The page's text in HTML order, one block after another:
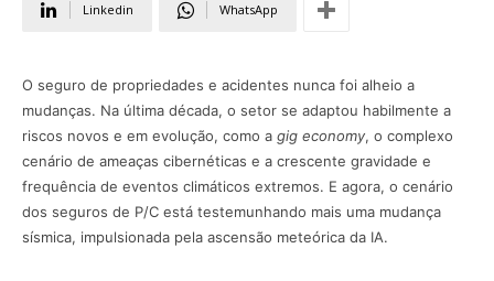
Linkedin WhatsApp
O seguro de propriedades e acidentes nunca foi alheio a
mudanças. Na última década, o setor se adaptou habilmente a
riscos novos e em evolução, como a gig economy, o complexo
cenário de ameaças cibernéticas e a crescente gravidade e
frequência de eventos climáticos extremos. E agora, o cenário
dos seguros de P/C está testemunhando mais uma mudança
sísmica, impulsionada pela ascensão meteórica da IA.